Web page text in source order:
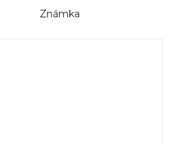
Známka